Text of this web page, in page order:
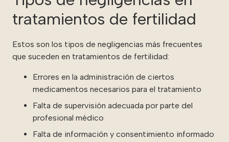
tratamientos de fertilidad
Estos son los tipos de negligencias más frecuentes
que suceden en tratamientos de fertilidad:
Errores en la administración de ciertos
medicamentos necesarios para el tratamiento
Falta de supervisión adecuada por parte del
profesional médico
Falta de información y consentimiento informado